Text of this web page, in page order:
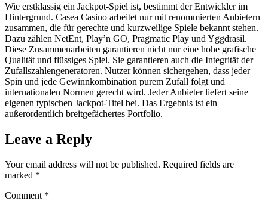
Wie erstklassig ein Jackpot-Spiel ist, bestimmt der Entwickler im
Hintergrund. Casea Casino arbeitet nur mit renommierten Anbietern
zusammen, die für gerechte und kurzweilige Spiele bekannt stehen.
Dazu zählen NetEnt, Play’n GO, Pragmatic Play und Yggdrasil.
Diese Zusammenarbeiten garantieren nicht nur eine hohe grafische
Qualität und flüssiges Spiel. Sie garantieren auch die Integrität der
Zufallszahlengeneratoren. Nutzer können sichergehen, dass jeder
Spin und jede Gewinnkombination purem Zufall folgt und
internationalen Normen gerecht wird. Jeder Anbieter liefert seine
eigenen typischen Jackpot-Titel bei. Das Ergebnis ist ein
außerordentlich breitgefächertes Portfolio.
Leave a Reply
Your email address will not be published. Required fields are
marked *
Comment *